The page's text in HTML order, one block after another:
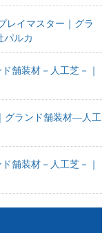
レイマスター｜グラ
パルカ
舗装材－人工芝－｜
グランド舗装材―人工
舗装材－人工芝－｜